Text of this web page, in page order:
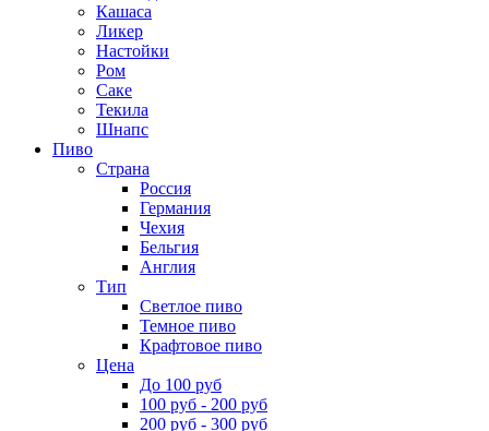
Кашаса
Ликер
Настойки
Ром
Саке
Текила
Шнапс
Пиво
Страна
Россия
Германия
Чехия
Бельгия
Англия
Тип
Светлое пиво
Темное пиво
Крафтовое пиво
Цена
До 100 руб
100 руб - 200 руб
200 руб - 300 руб